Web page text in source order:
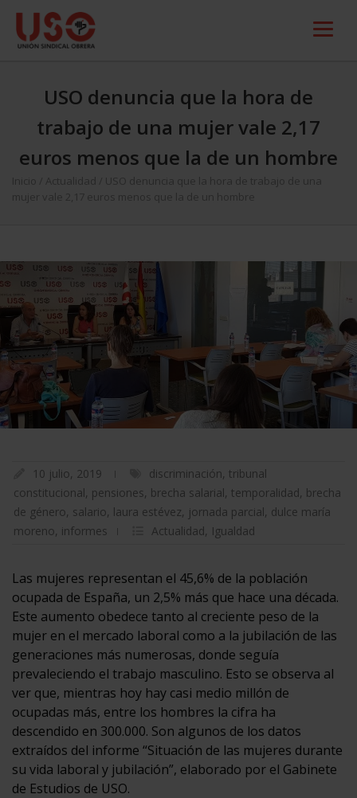
USO denuncia que la hora de
trabajo de una mujer vale 2,17
euros menos que la de un hombre
Inicio Actualidad
USO denuncia que la hora de trabajo de una
mujer vale 2,17 euros menos que la de un hombre
10 julio, 2019 discriminación, tribunal
constitucional, pensiones, brecha salarial, temporalidad, brecha
de género, salario, laura estévez, jornada parcial, dulce maría
moreno, informes Actualidad, Igualdad
Las mujeres representan el 45,6% de la población
ocupada de España, un 2,5% más que hace una década.
Este aumento obedece tanto al creciente peso de la
mujer en el mercado laboral como a la jubilación de las
generaciones más numerosas, donde seguía
prevaleciendo el trabajo masculino. Esto se observa al
ver que, mientras hoy hay casi medio millón de
ocupadas más, entre los hombres la cifra ha
descendido en 300.000. Son algunos de los datos
extraídos del informe “Situación de las mujeres durante
su vida laboral y jubilación”, elaborado por el Gabinete
de Estudios de USO.